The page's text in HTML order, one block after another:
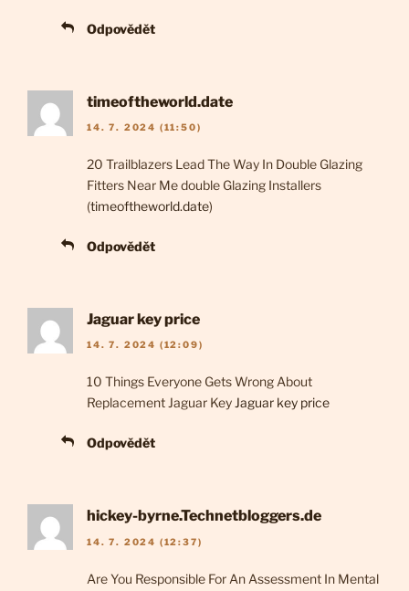
Odpovědět
timeoftheworld.date
14. 7. 2024 (11:50)
20 Trailblazers Lead The Way In Double Glazing
Fitters Near Me double Glazing Installers
(timeoftheworld.date)
Odpovědět
Jaguar key price
14. 7. 2024 (12:09)
10 Things Everyone Gets Wrong About
Replacement Jaguar KeyJaguar key price
Odpovědět
hickey-byrne.Technetbloggers.de
14. 7. 2024 (12:37)
Are You Responsible For An Assessment In Mental